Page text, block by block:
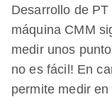
Desarrollo de
máquina CMM
medir unos
no es fácil! En
permite medir